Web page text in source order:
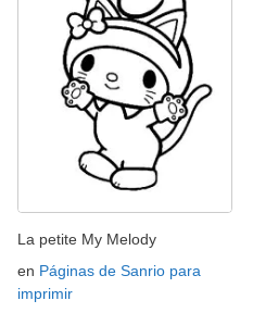
La petite My Melody
en Páginas de Sanrio para
imprimir